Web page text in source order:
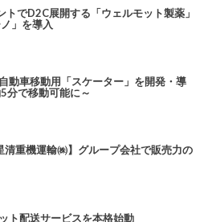
トでD2C展開する「ウェルモット製薬」
」を導入
動車移動用「スケーター」を開発・導
分で移動可能に～
清重機運輸㈱】グループ会社で販売力の
ト配送サービスを本格始動